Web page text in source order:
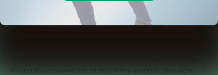
większe ryzyko dla ​pożyczkodawcy.⁢ ‌Porównanie ofert⁣ różnych
firm może pomóc⁣ w znalezieniu⁣ najkorzystniejszych ​warunków
⁢trudna do uzyskania, ale istnieją firmy⁢ specjalizujące się w